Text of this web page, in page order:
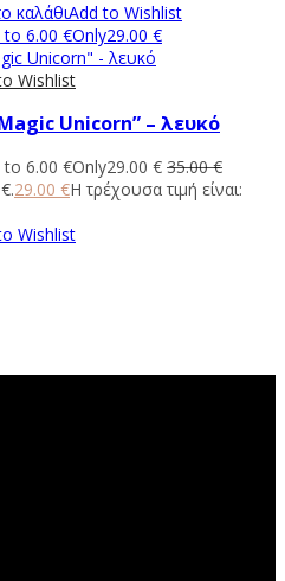
καλάθιAdd to Wishlist
to 6.00 €Only29.00 €
Wishlist
Unicorn” – λευκό
to 6.00 €Only29.00 € 35.00€
29.00 €Η τρέχουσα τιμή είναι:
Wishlist